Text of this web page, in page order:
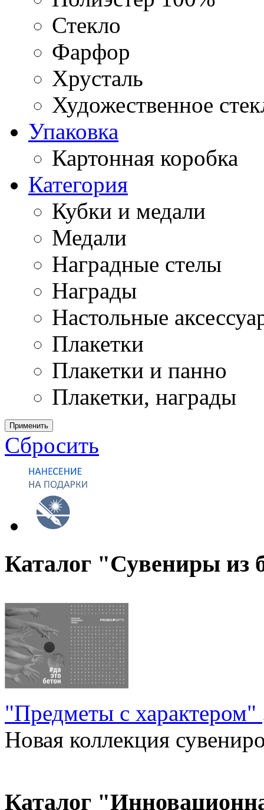
Стекло
Фарфор
Хрусталь
Художественное
Упаковка
Картонная коробка
Категория
Кубки и медали
Медали
Наградные стелы
Награды
Настольные
Плакетки
Плакетки и панно
Плакетки, награды
Применить
Сбросить
Каталог "Сувениры из
"Предметы с характером"
Новая коллекция
Каталог